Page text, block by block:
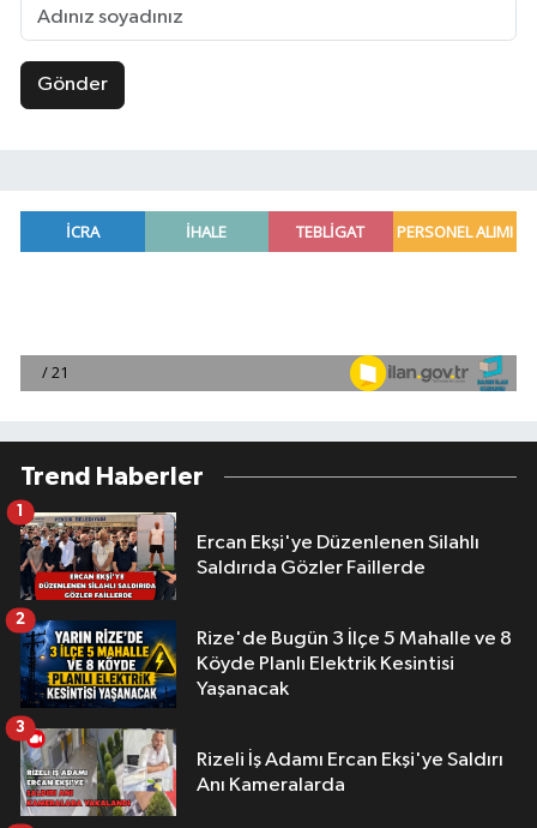
Gönder
Trend Haberler
Ercan Ekşi'ye Düzenlenen Silahlı
Saldırıda Gözler Faillerde
1
Rize'de Bugün 3 İlçe 5 Mahalle ve 8
Köyde Planlı Elektrik Kesintisi
Yaşanacak
2
Rizeli İş Adamı Ercan Ekşi'ye Saldırı
Anı Kameralarda
3